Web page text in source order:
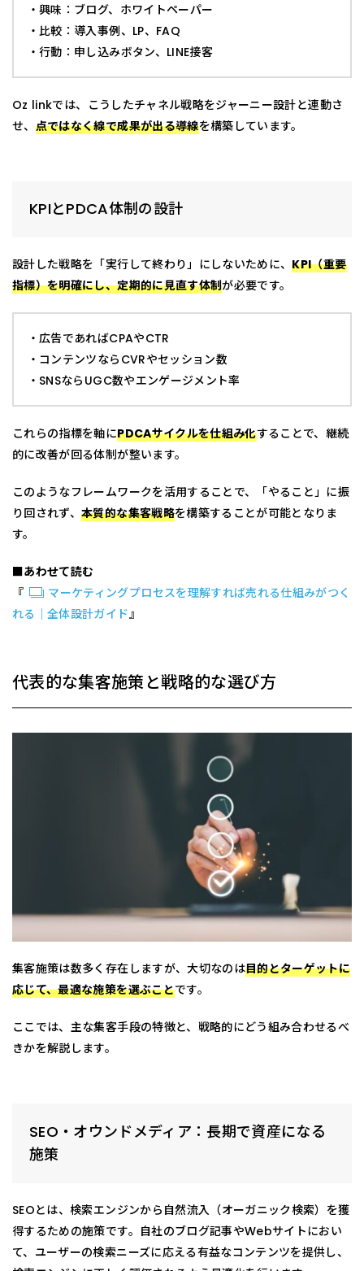
・興味：ブログ、ホワイトペーパー
・比較：導入事例、LP、FAQ
・行動：申し込みボタン、LINE接客
Oz linkでは、こうしたチャネル戦略をジャーニー設計と連動さ
せ、 点ではなく線で成果が出る導線を構築しています。
KPIとPDCA体制の設計
設計した戦略を「実行して終わり」にしないために、KPI（重要
指標）を明確にし、定期的に見直す体制が必要です。
・広告であればCPAやCTR
・コンテンツならCVRやセッション数
・SNSならUGC数やエンゲージメント率
これらの指標を軸にPDCAサイクルを仕組み化することで、継続
的に改善が回る体制が整います。
このようなフレームワークを活用することで、「やること」に振
り回されず、本質的な集客戦略を構築することが可能となりま
す。
■あわせて読む
『
マーケティングプロセスを理解すれば売れる仕組みがつく
れる｜全体設計ガイド』
代表的な集客施策と戦略的な選び方
集客施策は数多く存在しますが、大切なのは目的とターゲットに
応じて、最適な施策を選ぶことです。
ここでは、主な集客手段の特徴と、戦略的にどう組み合わせるべ
きかを解説します。
SEO・オウンドメディア：長期で資産になる
施策
SEOとは、検索エンジンから自然流入（オーガニック検索）を獲
得するための施策です。自社のブログ記事やWebサイトにおい
て、ユーザーの検索ニーズに応える有益なコンテンツを提供し、